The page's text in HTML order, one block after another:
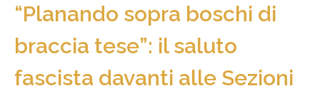
“Planando sopra boschi di
braccia tese”: il saluto
fascista davanti alle Sezioni